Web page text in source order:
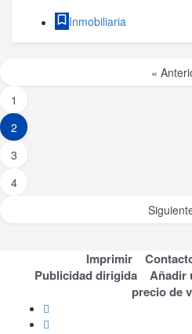
Inmobiliaria
«
1
2
3
4
Imprimir
Publicidad dirigida
Añadir
precio de